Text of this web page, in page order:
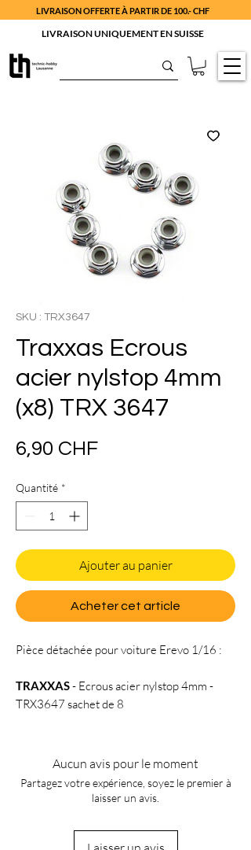
LIVRAISON OFFERTE À PARTIR DE 100.- CHF
LIVRAISON UNIQUEMENT EN SUISSE
SKU : TRX3647
Traxxas Ecrous
acier nylstop 4mm
(x8) TRX 3647
6,90 CHFPrix
Quantité *
Ajouter au panier
Acheter cet article
Pièce détachée pour voiture Erevo 1/16 :
TRAXXAS- Ecrous acier nylstop 4mm -
TRX3647 sachet de 8
Aucun avis pour le moment
Partagez votre expérience, soyez le premier à
laisser un avis.